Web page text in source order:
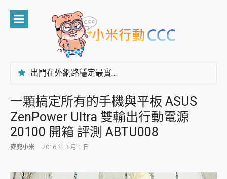
content
出門在外網路穩定最實在 「台灣大哥大」榮獲 4G/5G 在線率全球 NO.3 全台第一與全台六冠王實測心得，走到哪順到哪！
CP 值天花板~ Bongcom BS5 足球君開箱~ 短焦投影機 3千元就能擁有！ 折扣碼在這～
專為 PC上的 XBOX和掌機設計的 FireCuda X1070 SSD 固態硬碟開箱 評測
台灣製攝影機在這裡，100%全無線設計 SpotCam Solo Eco 太陽能防水雲端攝影機 SpotCam Solo 3 2.5K高畫質戶外攝影機 開箱 評測
電力超超超持久 MSI 微星 Prestige 14 AI+ D3MG-031TW 14吋 開箱評價，AI輕薄商務筆電 Copilot+ PC
超驚艷 讓人一眼就愛上 LENOVO 聯想 Yoga Book 9 14吋 AI輕薄筆電 開箱 評測
一顆搞定所有的手機與平板 ASUS
ZenPower Ultra 雙輸出行動電源
20100 開箱 評測 ABTU008
麥兜小米 2016 年 3 月 1 日